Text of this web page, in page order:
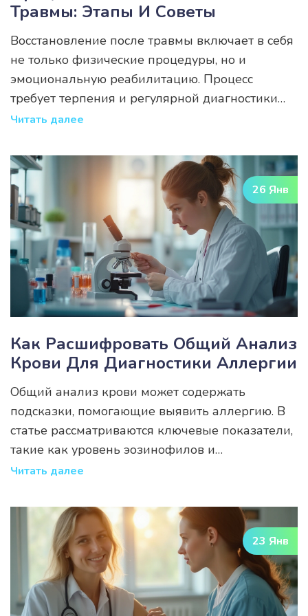
Травмы: Этапы И Советы
Восстановление после травмы включает в себя
не только физические процедуры, но и
эмоциональную реабилитацию. Процесс
требует терпения и регулярной диагностики
для контроля прогресса. Опытный подход к
осложнений и ускорить возвращение к
привычному образу жизни. Также важно
учитывать индивидуальные особенности
каждого случая для достижения наилучших
результатов.
Читать далее
26 Янв
Как Расшифровать Общий Анализ
Крови Для Диагностики Аллергии
Общий анализ крови может содержать
подсказки, помогающие выявить аллергию. В
статье рассматриваются ключевые показатели,
такие как уровень эозинофилов и
иммуноглобулинов. Понимание измененных
диагностике и лечении аллергических
реакций. Советы по подготовке к анализу и
важные факты о его значении дополняют
обзор. Статья предоставляет полезные
рекомендации для тех, кто сталкивался или
подозревает наличие аллергии.
Читать далее
23 Янв